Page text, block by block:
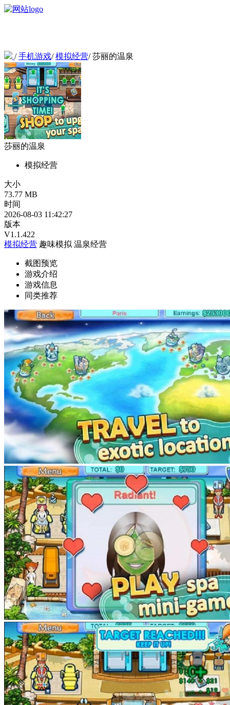
/手机游戏/模拟经营/莎丽的温泉
莎丽的温泉
模拟经营
大小
73.77 MB
时间
2026-08-03 11:42:27
版本
V1.1.422
模拟经营 趣味模拟 温泉经营
截图预览
游戏介绍
游戏信息
同类推荐